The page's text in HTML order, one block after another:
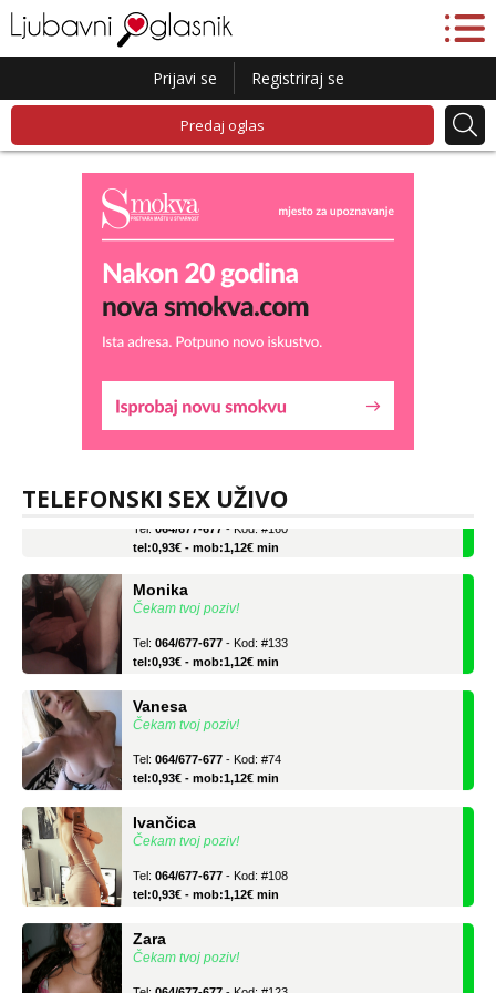
Prijavi se Registriraj se
Predaj oglas
TELEFONSKI SEX UŽIVO
Kristina
Tel:064/677-677- Kod: #160
tel:0,93€ - mob:1,12€ min
Čekam tvoj poziv!
tel:0,93€ - mob:1,12€ min
Čekam tvoj poziv!
tel:0,93€ - mob:1,12€ min
Čekam tvoj poziv!
tel:0,93€ - mob:1,12€ min
Čekam tvoj poziv!